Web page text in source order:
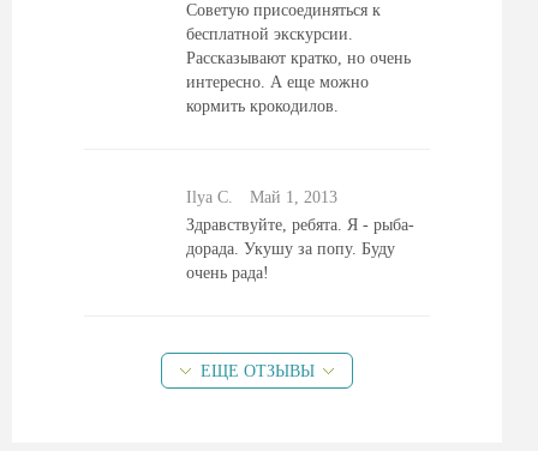
Советую присоединяться к
бесплатной экскурсии.
Рассказывают кратко, но очень
интересно. А еще можно
кормить крокодилов.
Ilya C.
Май 1, 2013
Здравствуйте, ребята. Я - рыба-
дорада. Укушу за попу. Буду
очень рада!
ЕЩЕ ОТЗЫВЫ